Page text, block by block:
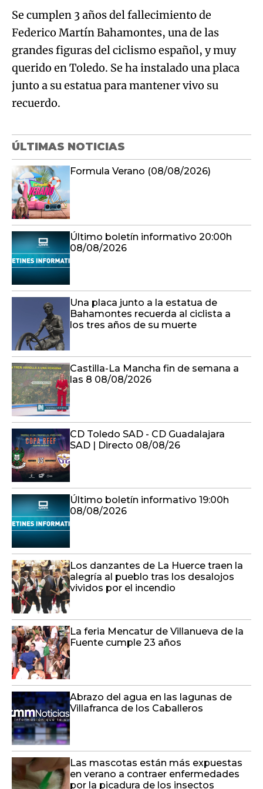
Se cumplen 3 años del fallecimiento de
Federico Martín Bahamontes, una de las
grandes figuras del ciclismo español, y muy
querido en Toledo. Se ha instalado una placa
junto a su estatua para mantener vivo su
recuerdo.
ÚLTIMAS NOTICIAS
Formula Verano (08/08/2026)
Último boletín informativo 20:00h
08/08/2026
Una placa junto a la estatua de
Bahamontes recuerda al ciclista a
los tres años de su muerte
Castilla-La Mancha fin de semana a
las 8 08/08/2026
CD Toledo SAD - CD Guadalajara
SAD | Directo 08/08/26
Último boletín informativo 19:00h
08/08/2026
Los danzantes de La Huerce traen la
alegría al pueblo tras los desalojos
vividos por el incendio
La feria Mencatur de Villanueva de la
Fuente cumple 23 años
Abrazo del agua en las lagunas de
Villafranca de los Caballeros
Las mascotas están más expuestas
en verano a contraer enfermedades
por la picadura de los insectos